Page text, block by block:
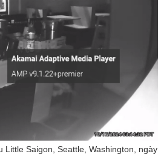
Saigon, Seattle, Washington, ngày